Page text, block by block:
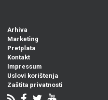
Arhiva
Marketing
Pretplata
Kontakt
Impressum
Uslovi korištenja
Zaštita privatnosti